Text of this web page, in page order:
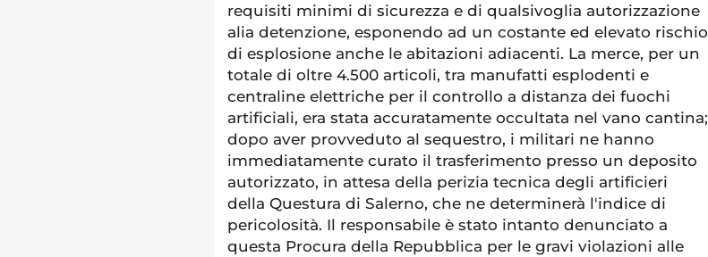
requisiti minimi di sicurezza e di qualsivoglia autorizzazione
alia detenzione, esponendo ad un costante ed elevato rischio
di esplosione anche le abitazioni adiacenti. La merce, per un
totale di oltre 4.500 articoli, tra manufatti esplodenti e
centraline elettriche per il controllo a distanza dei fuochi
artificiali, era stata accuratamente occultata nel vano cantina;
dopo aver provveduto al sequestro, i militari ne hanno
immediatamente curato il trasferimento presso un deposito
autorizzato, in attesa della perizia tecnica degli artificieri
della Questura di Salerno, che ne determinerà l'indice di
pericolosità. Il responsabile è stato intanto denunciato a
questa Procura della Repubblica per le gravi violazioni alle